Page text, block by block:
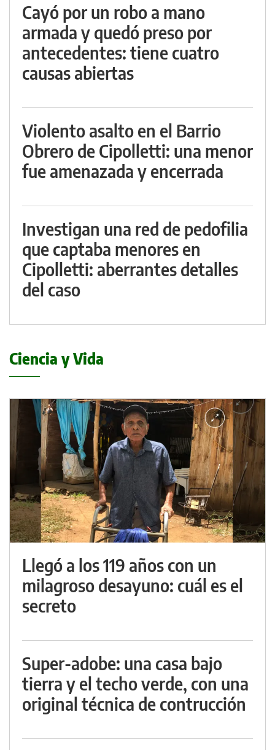
Cayó por un robo a mano
armada y quedó preso por
antecedentes: tiene cuatro
causas abiertas
Violento asalto en el Barrio
Obrero de Cipolletti: una menor
fue amenazada y encerrada
Investigan una red de pedofilia
que captaba menores en
Cipolletti: aberrantes detalles
del caso
Ciencia y Vida
Llegó a los 119 años con un
milagroso desayuno: cuál es el
secreto
Super-adobe: una casa bajo
tierra y el techo verde, con una
original técnica de contrucción